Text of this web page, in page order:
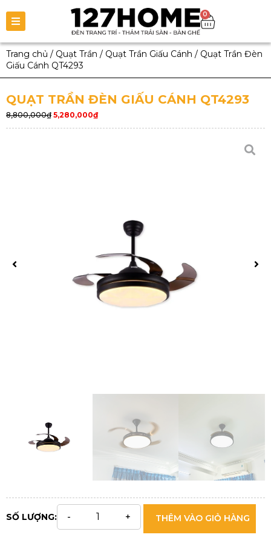
0
Trang chủ / Quạt Trần / Quạt Trần Giấu Cánh / Quạt Trần Đèn
Giấu Cánh QT4293
QUẠT TRẦN ĐÈN GIẤU CÁNH QT4293
8,800,000₫ 5,280,000₫
SỐ LƯỢNG: THÊM VÀO GIỎ HÀNG